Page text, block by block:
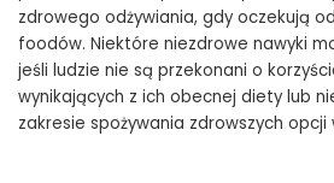
zdrowego odżywiania, gdy oczekują
foodów. Niektóre niezdrowe nawyki
jeśli ludzie nie są przekonani o
wynikających z ich obecnej diety lub
zakresie spożywania zdrowszych opcji